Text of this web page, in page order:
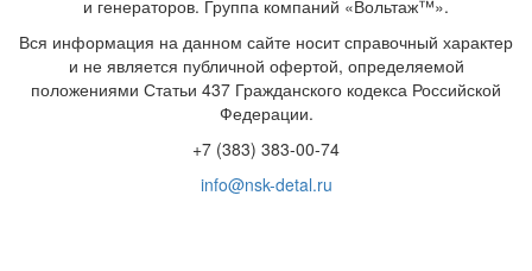
и генераторов. Группа компаний «Вольтаж™».
Вся информация на данном сайте носит справочный характер
и не является публичной офертой, определяемой
положениями Статьи 437 Гражданского кодекса Российской
Федерации.
+7 (383) 383-00-74
info@nsk-detal.ru